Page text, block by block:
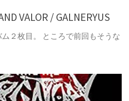
VALOR / GALNERYUS
ム２枚目。 ところで前回もそうな